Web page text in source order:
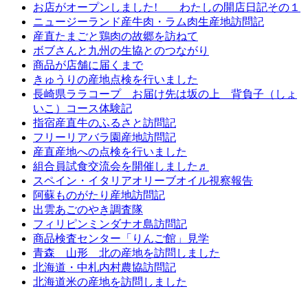
お店がオープンしました! わたしの開店日記その１
ニュージーランド産牛肉・ラム肉生産地訪問記
産直たまごと鶏肉の故郷を訪ねて
ボブさんと九州の生協とのつながり
商品が店舗に届くまで
きゅうりの産地点検を行いました
長崎県ララコープ お届け先は坂の上 背負子（しょ
いこ）コース体験記
指宿産直牛のふるさと訪問記
フリーリアバラ園産地訪問記
産直産地への点検を行いました
組合員試食交流会を開催しました♬
スペイン・イタリアオリーブオイル視察報告
阿蘇ものがたり産地訪問記
出雲あごのやき調査隊
フィリピンミンダナオ島訪問記
商品検査センター「りんご館」見学
青森 山形 北の産地を訪問しました
北海道・中札内村農協訪問記
北海道米の産地を訪問しました